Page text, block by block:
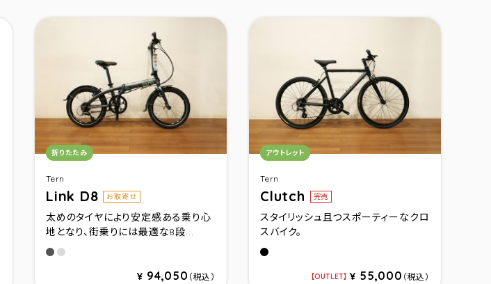
Tern
Link D8 お取寄せ
カテゴリ：
折りたたみ
太めのタイヤにより安定感ある乗り心
地となり、街乗りには最適な8段...
サテンスティールグレー／ピスタチオ
サテンプラチナム／パール
¥ 94,050 （税込）
Tern
Clutch 完売
カテゴリ：
アウトレット
スタイリッシュ且つスポーティーなクロ
スバイク。
マットブラック
OUTLET ¥ 55,000 （税込）